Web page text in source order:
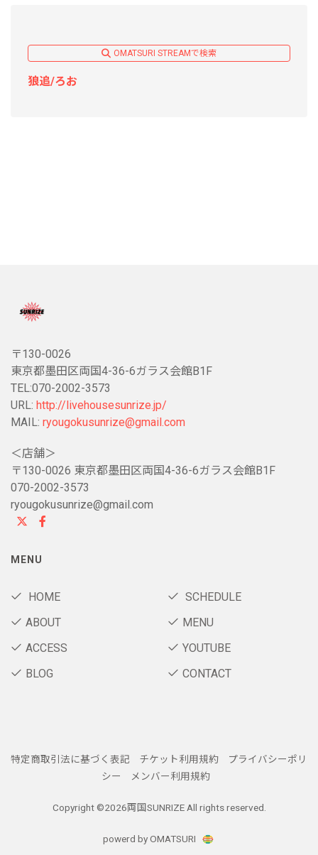
OMATSURI STREAMで検索
狼追/ろお
〒130-0026
東京都墨田区両国4-36-6ガラス会館B1F
TEL:070-2002-3573
URL: http://livehousesunrize.jp/
MAIL: ryougokusunrize@gmail.com
＜店舗＞
〒130-0026 東京都墨田区両国4-36-6ガラス会館B1F
070-2002-3573
ryougokusunrize@gmail.com
MENU
HOME
SCHEDULE
ABOUT
MENU
ACCESS
YOUTUBE
BLOG
CONTACT
特定商取引法に基づく表記 チケット利用規約
プライバシーポリ
シー
メンバー利用規約
Copyright ©2026両国SUNRIZE All rights reserved.
powerd by OMATSURI